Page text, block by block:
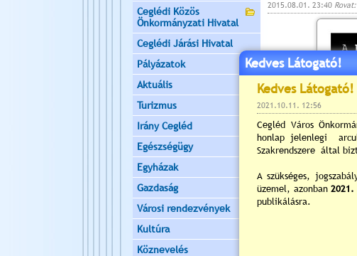
Ceglédi Közös
Önkormányzati Hivatal
Ceglédi Járási Hivatal
Pályázatok
Aktuális
Turizmus
Irány Cegléd
Egészségügy
Egyházak
Gazdaság
Városi rendezvények
Kultúra
Köznevelés
2015.08.01. 23:40 Rovat:
Kedves Látogató!